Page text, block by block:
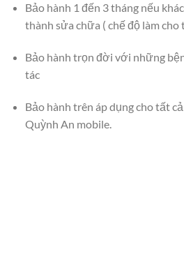
Bảo hành 1 đến 3 tháng nếu
thành sửa chữa ( chế độ làm cho
Bảo hành trọn đời với những
tác
Bảo hành trên áp dụng cho tất
Quỳnh An mobile.